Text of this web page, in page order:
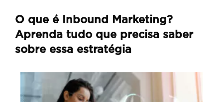
O que é Inbound Marketing?
Aprenda tudo que precisa saber
sobre essa estratégia